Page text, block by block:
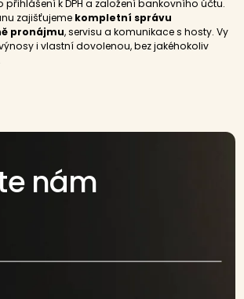
k DPH a založení bankovního účtu.
zajišťujeme kompletní správu
pronájmu, servisu a komunikace s hosty. Vy
i vlastní dovolenou, bez jakéhokoliv
nám